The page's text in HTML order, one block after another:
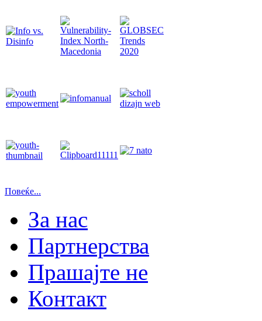
Повеќе...
За нас
Партнерства
Прашајте не
Контакт